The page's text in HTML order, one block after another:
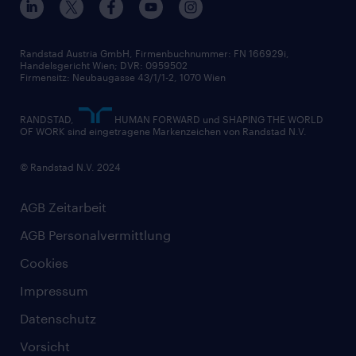
Widerrufsformular
AGB Zeitarbeit
AGB Personalvermittlung
Cookies
Impressum
Datenschutz
Vorsicht
Randstad Austria GmbH, Firmenbuchnummer: FN 166929i,
Handelsgericht Wien; DVR: 0959502
Firmensitz: Neubaugasse 43/1/1-2, 1070 Wien
RANDSTAD,
HUMAN FORWARD und SHAPING THE WORLD
OF WORK sind eingetragene Markenzeichen von Randstad N.V.
© Randstad N.V. 2024